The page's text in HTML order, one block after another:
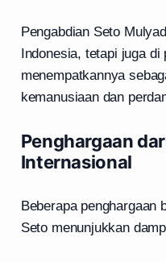
Pengabdian Seto
Indonesia, tetapi juga
menempatkannya
kemanusiaan dan
Penghargaan
Internasional
Beberapa penghargaan
Seto menunjukkan